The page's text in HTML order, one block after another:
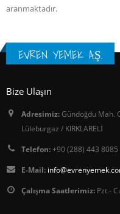
aranmaktadır.
EVREN YEMEK A.Ş.
Bize Ulaşın
Adresimiz:Gündoğdu Mah.
Lüleburgaz / KIRKLARELİ
Telefon:+90 (288) 443 8085
E-Mail:
Çalışma Saatlerimiz: Pzt.-